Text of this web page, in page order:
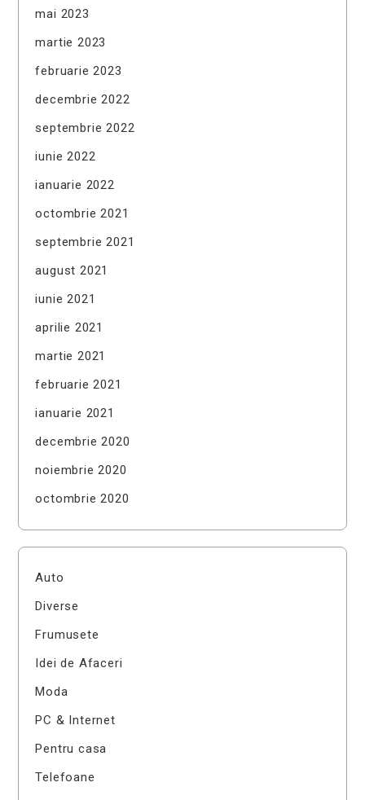
mai 2023
martie 2023
februarie 2023
decembrie 2022
septembrie 2022
iunie 2022
ianuarie 2022
octombrie 2021
septembrie 2021
august 2021
iunie 2021
aprilie 2021
martie 2021
februarie 2021
ianuarie 2021
decembrie 2020
noiembrie 2020
octombrie 2020
Auto
Diverse
Frumusete
Idei de Afaceri
Moda
PC & Internet
Pentru casa
Telefoane